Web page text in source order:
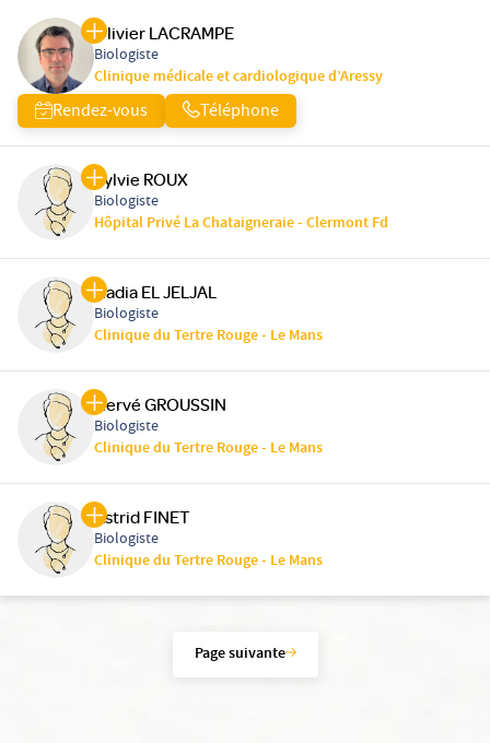
Olivier LACRAMPE
Biologiste
Clinique médicale et cardiologique d’Aressy
Rendez-vous Téléphone
Sylvie ROUX
Biologiste
Hôpital Privé La Chataigneraie - Clermont Fd
Nadia EL JELJAL
Biologiste
Clinique du Tertre Rouge - Le Mans
Hervé GROUSSIN
Biologiste
Clinique du Tertre Rouge - Le Mans
Astrid FINET
Biologiste
Clinique du Tertre Rouge - Le Mans
Page suivante